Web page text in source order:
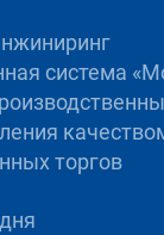
система
торгов